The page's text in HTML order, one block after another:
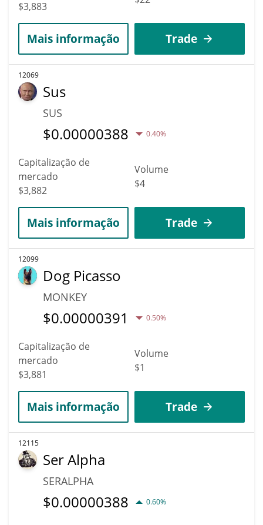
$3,883
Mais informação Trade
12069
Sus
SUS
$0.00000388 0.40%
Capitalização de
mercado
$3,882
Volume
$4
Mais informação Trade
12099
Dog Picasso
MONKEY
$0.00000391 0.50%
Capitalização de
mercado
$3,881
Volume
$1
Mais informação Trade
12115
Ser Alpha
SERALPHA
$0.00000388 0.60%